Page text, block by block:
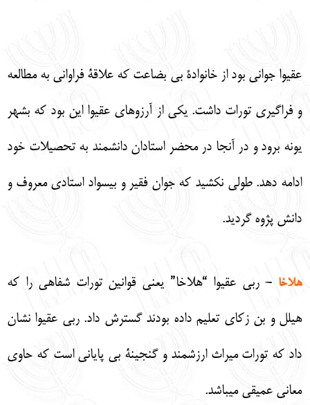
عقيوا جواني بود از خانوادة بي بضاعت كه علاقة فراواني به مطالعه
و فراگيري تورات داشت. يكي از آرزوهاي عقيوا اين بود كه بشهر
يونه برود و در آنجا در محضر استادان دانشمند به تحصيلات خود
ادامه دهد. طولي نكشيد كه جوان فقير و بيسواد استادي معروف و
دانش پژوه گرديد.
هلاخا - ربي عقيوا “هلاخا” يعني قوانين تورات شفاهي را كه
هيلل و بن زكاي تعليم داده بودند گسترش داد. ربي عقيوا نشان
داد كه تورات ميراث ارزشمند و گنجينة بي پاياني است كه حاوي
معاني عميقي ميباشد.